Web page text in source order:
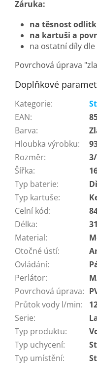
Záruka:
na těsnost
na kartuši a
na ostatní díly
Povrchová úprava
Doplňkové
Kategorie:
EAN:
Barva:
Hloubka výrobku:
Rozměr:
Šířka:
Typ baterie:
Typ kartuše:
Celní kód:
Délka:
Material:
Otočné ústí:
Ovládání:
Perlátor:
Povrchová úprava:
Průtok vody l/min:
Serie:
Typ produktu:
Typ uchycení:
Typ umístění: